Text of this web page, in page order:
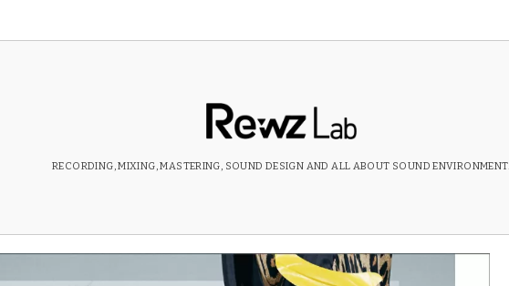
RECORDING, MIXING, MASTERING, SOUND DESIGN AND ALL ABOUT SOUND ENVIRONMENT.